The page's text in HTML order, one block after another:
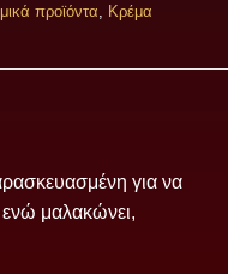
προϊόντα
Κρέμα
για να
ενώ μαλακώνει,